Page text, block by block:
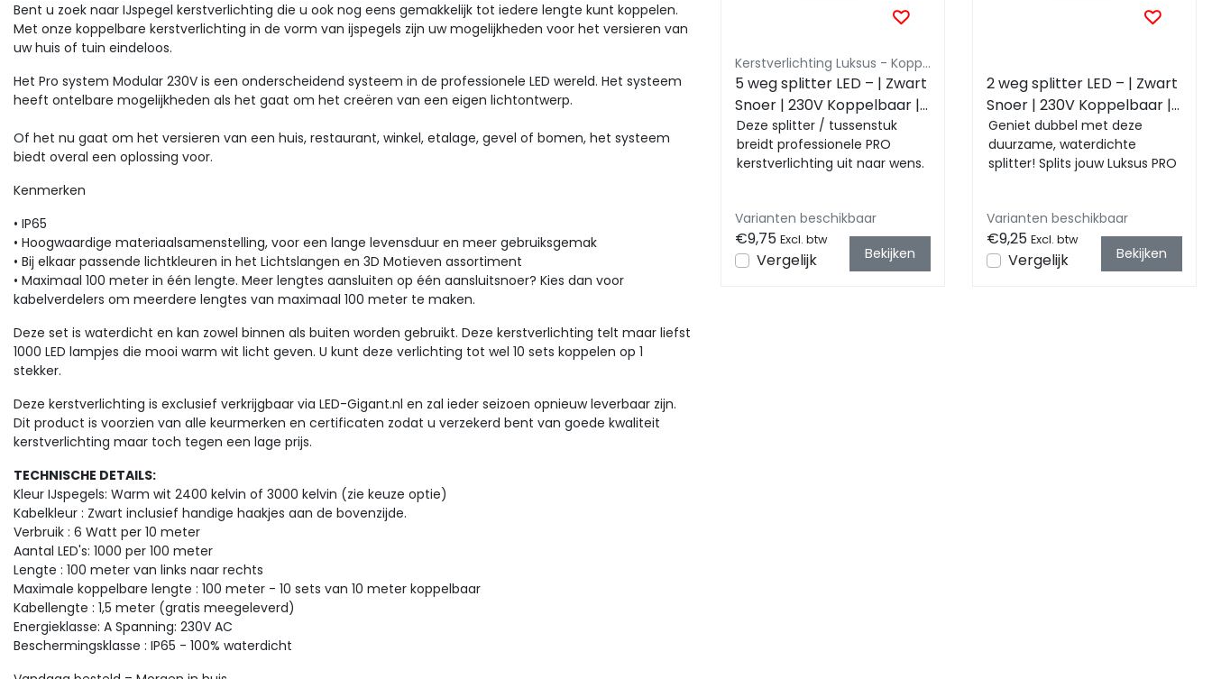
Bent u zoek naar IJspegel kerstverlichting die u ook nog eens gemakkelijk tot iedere lengte kunt koppelen.
Met onze koppelbare kerstverlichting in de vorm van ijspegels zijn uw mogelijkheden voor het versieren van
uw huis of tuin eindeloos.
Het Pro system Modular 230V is een onderscheidend systeem in de professionele LED wereld. Het systeem
heeft ontelbare mogelijkheden als het gaat om het creëren van een eigen lichtontwerp.
Of het nu gaat om het versieren van een huis, restaurant, winkel, etalage, gevel of bomen, het systeem
biedt overal een oplossing voor.
Kenmerken
• IP65
• Hoogwaardige materiaalsamenstelling, voor een lange levensduur en meer gebruiksgemak
• Bij elkaar passende lichtkleuren in het Lichtslangen en 3D Motieven assortiment
• Maximaal 100 meter in één lengte. Meer lengtes aansluiten op één aansluitsnoer? Kies dan voor
kabelverdelers om meerdere lengtes van maximaal 100 meter te maken.
Deze set is waterdicht en kan zowel binnen als buiten worden gebruikt. Deze kerstverlichting telt maar liefst
1000 LED lampjes die mooi warm wit licht geven. U kunt deze verlichting tot wel 10 sets koppelen op 1
stekker.
Deze kerstverlichting is exclusief verkrijgbaar via LED-Gigant.nl en zal ieder seizoen opnieuw leverbaar zijn.
Dit product is voorzien van alle keurmerken en certificaten zodat u verzekerd bent van goede kwaliteit
kerstverlichting maar toch tegen een lage prijs.
TECHNISCHE DETAILS:
Kleur IJspegels: Warm wit 2400 kelvin of 3000 kelvin (zie keuze optie)
Kabelkleur : Zwart inclusief handige haakjes aan de bovenzijde.
Verbruik : 6 Watt per 10 meter
Aantal LED's: 1000 per 100 meter
Lengte : 100 meter van links naar rechts
Maximale koppelbare lengte : 100 meter - 10 sets van 10 meter koppelbaar
Kabellengte : 1,5 meter (gratis meegeleverd)
Energieklasse: A Spanning: 230V AC
Beschermingsklasse : IP65 - 100% waterdicht
Verlengkabel – 3m |
Snoer | 230V
voor de 230V
kerstverlichting.
om eenvoudig
te verbinden...
beschikbaar
Excl. btw
Vergelijk Bekijken
Stekker 230v
kerstverlichting -
zwart - 230v - ip67 - 6000
aansluitsnoer - 150cm - zwart
€8,75 Excl. btw
Vergelijk Bekijken
Stekker 230v
kerstverlichting -
zwart - 230v - ip67 - 15000
aansluitsnoer - 150cm - zwart
€17,50 Excl. btw
Vergelijk
Kerstverlichting Luksus - Koppelbaar
5 weg splitter LED – | Zwart
Snoer | 230V Koppelbaar |
IP65
Deze splitter / tussenstuk
breidt professionele PRO
kerstverlichting uit naar wens.
Varianten beschikbaar
€9,75 Excl. btw
Vergelijk Bekijken
2 weg splitter LED – | Zwart
Snoer | 230V Koppelbaar |
IP65
Geniet dubbel met deze
duurzame, waterdichte
splitter! Splits jouw Luksus PRO
Varianten beschikbaar
€9,25 Excl. btw
Vergelijk Bekijken